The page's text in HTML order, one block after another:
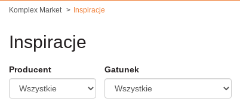
Komplex Market Inspiracje
Inspiracje
Producent Gatunek